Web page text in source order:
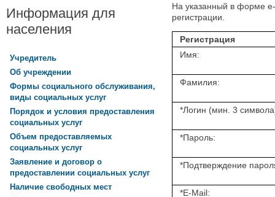
На указанный в форме
регистрации.
Регистрация
Имя:
Фамилия:
*Логин (мин. 3
*Пароль:
*Подтверждение
*E-Mail:
Информация для
населения
Учредитель
Об учреждении
Формы социального обслуживания,
виды социальных услуг
Порядок и условия предоставления
социальных услуг
Объем предоставляемых
социальных услуг
Заявление и договор о
предоставлении социальных услуг
Наличие свободных мест